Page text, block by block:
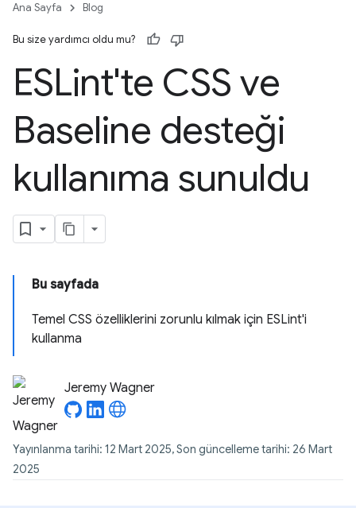
Ana Sayfa Blog
Bu size yardımcı oldu mu?
ESLint'te CSS ve
Baseline desteği
kullanıma sunuldu
Bu sayfada
Temel CSS özelliklerini zorunlu kılmak için ESLint'i
kullanma
Jeremy Wagner
Yayınlanma tarihi: 12 Mart 2025, Son güncelleme tarihi: 26 Mart
2025